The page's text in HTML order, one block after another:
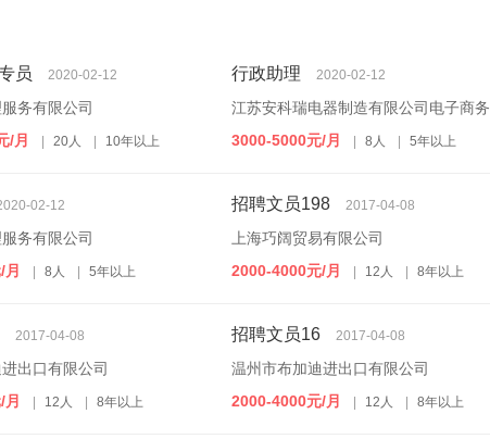
员 2020-02-12
务有限公司
/月
| 20人 | 10年以上
行政助理 2020-02-12
江苏安科瑞电器制造有限公司电子商务
3000-5000元/月
| 8人 | 5年以上
02-12
务有限公司
| 8人 | 5年以上
招聘文员198 2017-04-08
上海巧阔贸易有限公司
2000-4000元/月
| 12人 | 8年以上
2017-04-08
出口有限公司
| 12人 | 8年以上
招聘文员16 2017-04-08
温州市布加迪进出口有限公司
2000-4000元/月
| 12人 | 8年以上